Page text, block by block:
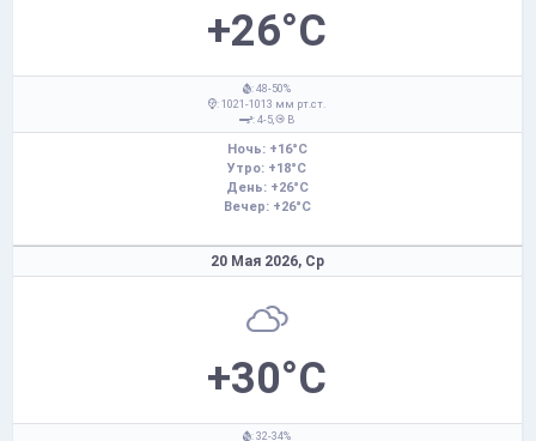
+26°C
: 48-50%
: 1021-1013 мм рт.ст.
: 4-5,
В
Ночь: +16°C
Утро: +18°C
День: +26°C
Вечер: +26°C
20 Мая 2026, Ср
+30°C
: 32-34%